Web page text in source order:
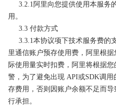
3.2.1阿里向您提供使用本服务
用。
3.3 付款方式
3.3.1本协议项下技术服务费的
里通信账户预存使用费，阿里根
际使用量实时扣费，阿里将根据
警，为了避免出现 API或SDK调
存费用，否则因账户余额不足而
行承担。